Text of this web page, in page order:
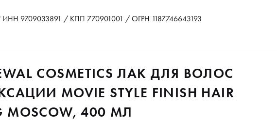
9709033891 / КПП 770901001 / ОГРН 1187746643193
COSMETICS ЛАК ДЛЯ ВОЛОС
MOVIE STYLE FINISH HAIR
MOSCOW, 400 МЛ